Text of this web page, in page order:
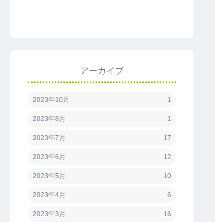
アーカイブ
2023年10月 1
2023年8月 1
2023年7月 17
2023年6月 12
2023年5月 10
2023年4月 6
2023年3月 16